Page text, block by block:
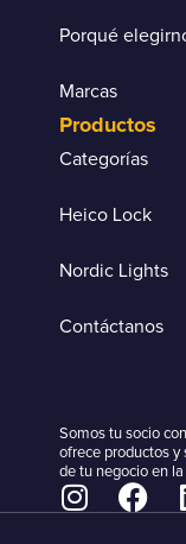
Somos tu socio
ofrece productos y
de tu negocio en
Porqué
Marcas
Productos
Categorías
Heico Lock
Nordic Lights
Contáctanos